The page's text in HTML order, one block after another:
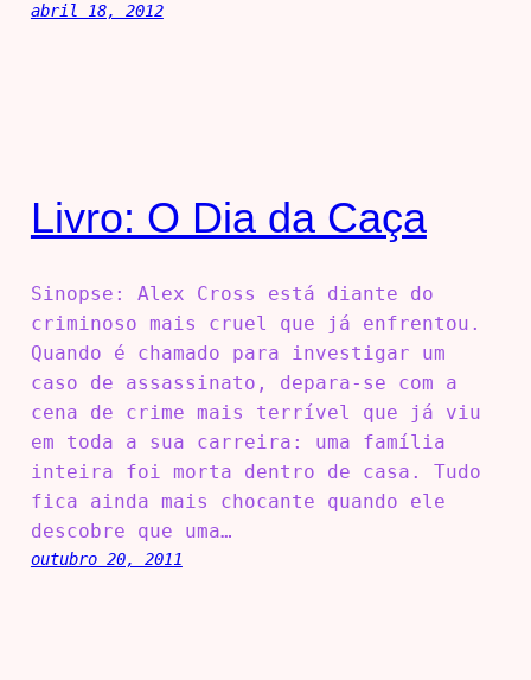
abril 18, 2012
Livro: O Dia da Caça
Sinopse: Alex Cross está diante do
criminoso mais cruel que já enfrentou.
Quando é chamado para investigar um
caso de assassinato, depara-se com a
cena de crime mais terrível que já viu
em toda a sua carreira: uma família
inteira foi morta dentro de casa. Tudo
fica ainda mais chocante quando ele
descobre que uma…
outubro 20, 2011